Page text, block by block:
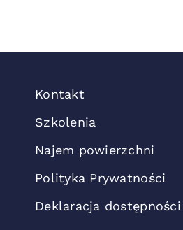
Kontakt
Szkolenia
Najem powierzchni
Polityka Prywatności
Deklaracja dostępności